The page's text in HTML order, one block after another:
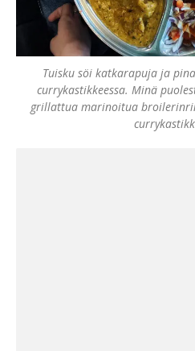
Tuisku söi katkarapuja ja
currykastikkeessa. Minä
grillattua marinoitua